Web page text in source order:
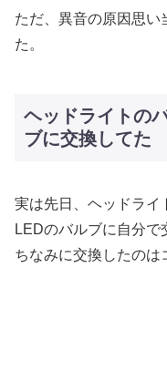
ただ、異音の原因思い
た。
ヘッドライトの
ブに交換してた
実は先日、ヘッドライ
LEDのバルブに自分で
ちなみに交換したのは